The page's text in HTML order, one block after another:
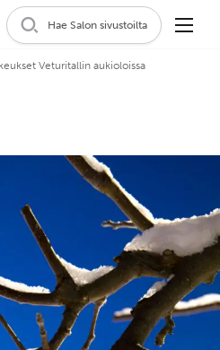
Hae Salon sivustoilta
Veturitallin aukioloissa